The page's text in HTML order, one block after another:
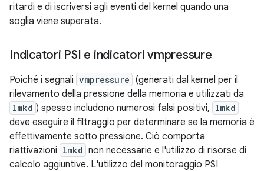
ritardi e di iscriversi agli eventi del kernel quando una
soglia viene superata.
Indicatori PSI e indicatori vmpressure
Poiché i segnali vmpressure (generati dal kernel per il
rilevamento della pressione della memoria e utilizzati da
lmkd ) spesso includono numerosi falsi positivi, lmkd
deve eseguire il filtraggio per determinare se la memoria è
effettivamente sotto pressione. Ciò comporta
riattivazioni lmkd non necessarie e l'utilizzo di risorse di
calcolo aggiuntive. L'utilizzo del monitoraggio PSI